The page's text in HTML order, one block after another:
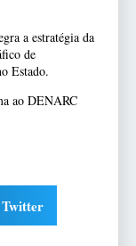
a estratégia da
de
Estado.
ao DENARC
Twitter